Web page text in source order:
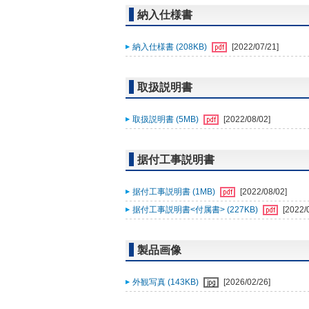
納入仕様書
納入仕様書 (208KB) [2022/07/21]
取扱説明書
取扱説明書 (5MB) [2022/08/02]
据付工事説明書
据付工事説明書 (1MB)
[2022/08/02]
据付工事説明書<付属書> (227KB)
[2022/
製品画像
外観写真 (143KB) [2026/02/26]